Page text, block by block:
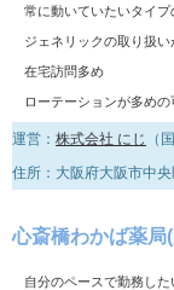
常に動いていたいタイプ
ジェネリックの取り扱い
在宅訪問多め
ローテーションが多めの
運営： 株式会社 にじ
（
住所：大阪府大阪市中
心斎橋わかば薬局
自分のペースで勤務した